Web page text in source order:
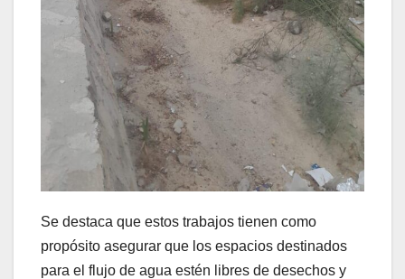
Se destaca que estos trabajos tienen como
propósito asegurar que los espacios destinados
para el flujo de agua estén libres de desechos y